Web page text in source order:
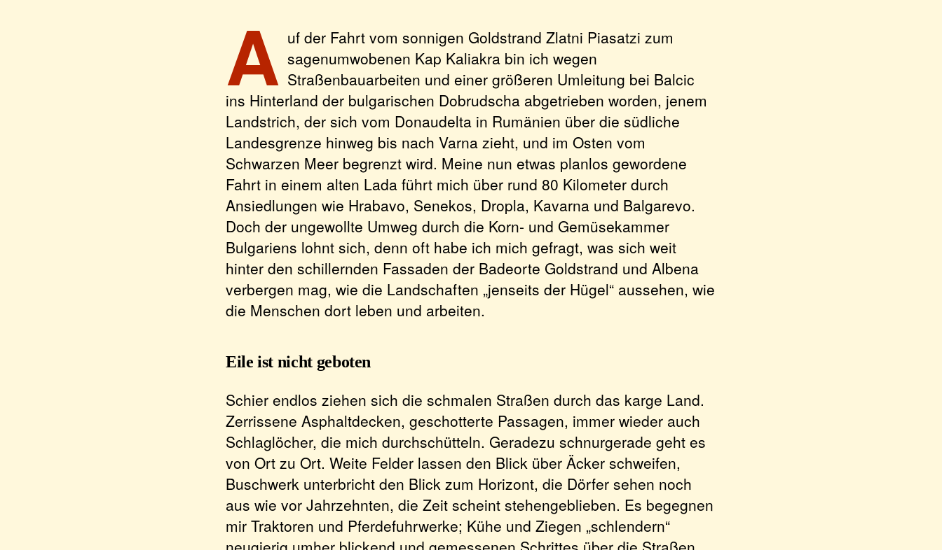
A uf der Fahrt vom sonnigen Goldstrand Zlatni Piasatzi zum
sagenumwobenen Kap Kaliakra bin ich wegen
Straßenbauarbeiten und einer größeren Umleitung bei Balcic
ins Hinterland der bulgarischen Dobrudscha abgetrieben worden, jenem
Landstrich, der sich vom Donaudelta in Rumänien über die südliche
Landesgrenze hinweg bis nach Varna zieht, und im Osten vom
Schwarzen Meer begrenzt wird. Meine nun etwas planlos gewordene
Fahrt in einem alten Lada führt mich über rund 80 Kilometer durch
Ansiedlungen wie Hrabavo, Senekos, Dropla, Kavarna und Balgarevo.
Doch der ungewollte Umweg durch die Korn- und Gemüsekammer
Bulgariens lohnt sich, denn oft habe ich mich gefragt, was sich weit
hinter den schillernden Fassaden der Badeorte Goldstrand und Albena
verbergen mag, wie die Landschaften „jenseits der Hügel“ aussehen, wie
die Menschen dort leben und arbeiten.
Eile ist nicht geboten
Schier endlos ziehen sich die schmalen Straßen durch das karge Land.
Zerrissene Asphaltdecken, geschotterte Passagen, immer wieder auch
Schlaglöcher, die mich durchschütteln. Geradezu schnurgerade geht es
von Ort zu Ort. Weite Felder lassen den Blick über Äcker schweifen,
Buschwerk unterbricht den Blick zum Horizont, die Dörfer sehen noch
aus wie vor Jahrzehnten, die Zeit scheint stehengeblieben. Es begegnen
mir Traktoren und Pferdefuhrwerke; Kühe und Ziegen „schlendern“